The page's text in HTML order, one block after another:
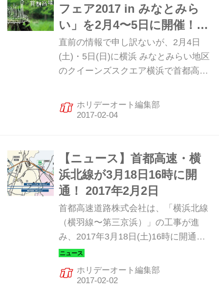
フェア2017 in みなとみら
い」を2月4〜5日に開催！
2017年2月4日
直前の情報で申し訳ないが、2月4日
(土)・5日(日)に横浜 みなとみらい地区
のクイーンズスクエア横浜で首都高速
フェア2017 in みなとみらい」が開催
される。 このイベントでは、“環境”ク
紹介する。 また、3月18日に開通予定
の横浜北線の情報やジャンクション模
型の展示も行う。 【ニュース】首都高
速・横浜北線が3月18日16時に開通！
2017年2月2日 - Webモーターマガジン
首都高速道路株式会社は、「横浜北線
（横羽線〜第三京浜）」の工事が進
み、2017年3月18日(土)16時に...
ホリデーオート編集部
【ニュース】首都高速・横
浜北線が3月18日16時に開
通！ 2017年2月2日
首都高速道路株式会社は、「横浜北線
（横羽線〜第三京浜）」の工事が進
み、2017年3月18日(土)16時に開通す
ると発表した。 今回開通するのは、横
羽線および大黒線の生麦ジャンクショ
ンから、新設される横浜港北ジャンク
ホリデーオート編集部